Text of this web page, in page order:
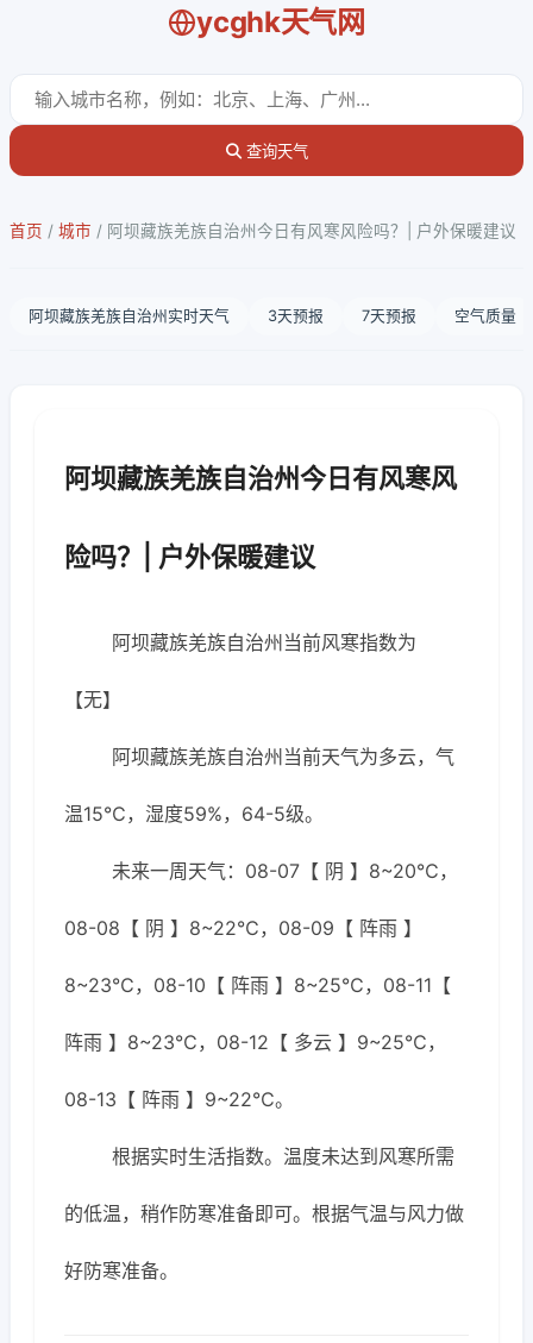
ycghk天气网
查询天气
首页 / 城市 / 阿坝藏族羌族自治州今日有风寒风险吗？| 户外保暖建议
阿坝藏族羌族自治州实时天气 3天预报 7天预报 空气质量
阿坝藏族羌族自治州今日有风寒风
险吗？| 户外保暖建议
阿坝藏族羌族自治州当前风寒指数为
【无】
阿坝藏族羌族自治州当前天气为多云，气
温15℃，湿度59%，64-5级。
未来一周天气：08-07【 阴 】8~20℃，
08-08【 阴 】8~22℃，08-09【 阵雨 】
8~23℃，08-10【 阵雨 】8~25℃，08-11【
阵雨 】8~23℃，08-12【 多云 】9~25℃，
08-13【 阵雨 】9~22℃。
根据实时生活指数。温度未达到风寒所需
的低温，稍作防寒准备即可。根据气温与风力做
好防寒准备。